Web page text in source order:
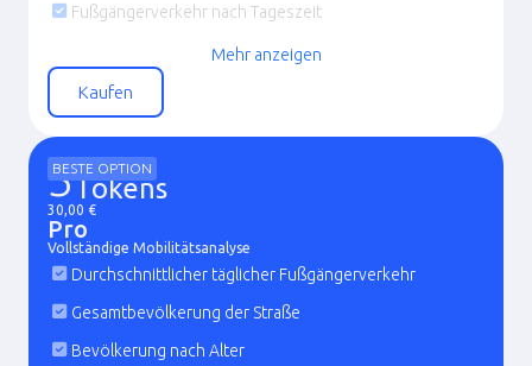
Fußgängerverkehr nach Tageszeit
Fußgängerverkehr nach Wochentag
Fußgängerverkehr nach Monat
Fußgängerverkehr nach Bewegungsgrund
Nahegelegene Straßen mit dem höchsten
Verkehrsaufkommen
Bevölkerung nach Geschlecht und Alter
Gewerbliche Marker nach Typ
Mehr anzeigen
Kaufen
3Tokens
BESTE OPTION
30,00 €
Pro
Vollständige Mobilitätsanalyse
Durchschnittlicher täglicher Fußgängerverkehr
Gesamtbevölkerung der Straße
Bevölkerung nach Alter